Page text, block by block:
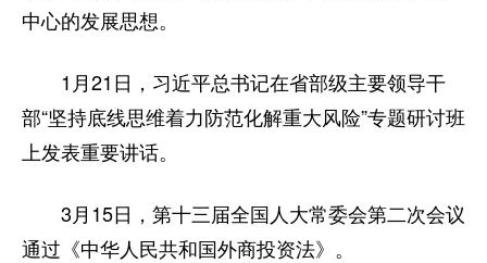
中心的发展思想。
1月21日，习近平总书记在省部级主要领导干
部“坚持底线思维着力防范化解重大风险”专题研讨班
上发表重要讲话。
3月15日，第十三届全国人大常委会第二次会议
通过《中华人民共和国外商投资法》。